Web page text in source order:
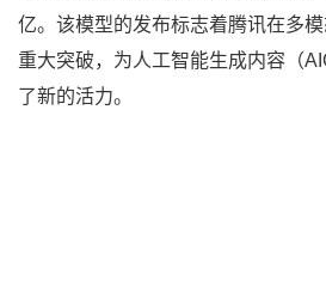
亿。该模型的发布标志着腾讯在多
重大突破，为人工智能生成内容（
了新的活力。